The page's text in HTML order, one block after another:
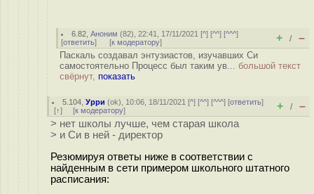
6.82 ,Аноним (82), 22:41, 17/11/2021 [^] [^^] [^^^]
[ответить] [к модератору] + / –
Паскаль создавал энтузиастов, изучавших Си
самостоятельно Процесс был таким ув... большой текст
свёрнут, показать
5.104 ,Урри (ok), 10:06, 18/11/2021 [^] [^^] [^^^] [ответить]
[↑] [к модератору] + / –
> нет школы лучше, чем старая школа
> и Си в ней - директор
Резюмируя ответы ниже в соответствии с
найденным в сети примером школьного штатного
расписания: